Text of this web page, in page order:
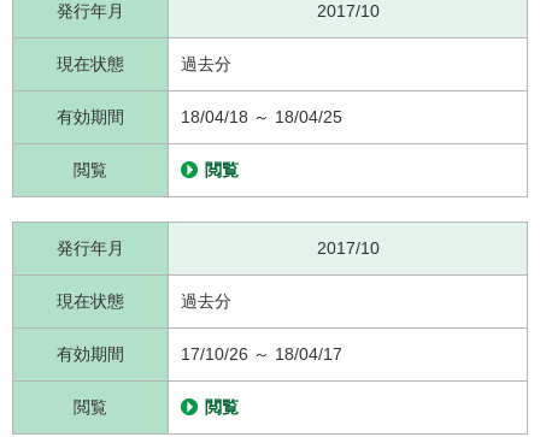
発行年月 2017/10
現在状態 過去分
有効期間 18/04/18 ～ 18/04/25
閲覧 閲覧
発行年月 2017/10
現在状態 過去分
有効期間 17/10/26 ～ 18/04/17
閲覧 閲覧